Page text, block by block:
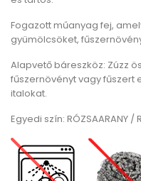
Fogazott műanyag fej,
gyümölcsöket,
Alapvető báreszköz: Zúzz
fűszernövényt vagy fűszert
italokat.
Egyedi szín: RÓZSAARANY /